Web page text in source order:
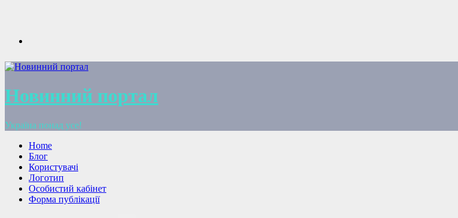
Новинний портал
Україна понад усе!
Home
Блог
Користувачі
Логотип
Особистий кабінет
Форма публікації